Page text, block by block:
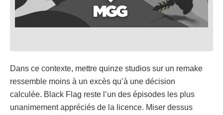
Dans ce contexte, mettre quinze studios sur un remake
ressemble moins à un excès qu’à une décision
calculée. Black Flag reste l’un des épisodes les plus
unanimement appréciés de la licence. Miser dessus